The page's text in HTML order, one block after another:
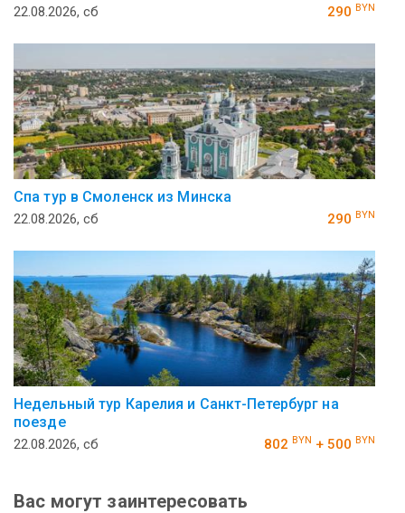
22.08.2026, сб 290 BYN
Спа тур в Смоленск из Минска
22.08.2026, сб 290 BYN
Недельный тур Карелия и Санкт-Петербург на
поезде
22.08.2026, сб 802 BYN + 500 BYN
Вас могут заинтересовать